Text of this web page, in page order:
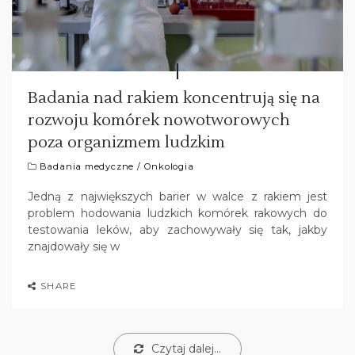
Badania nad rakiem koncentrują się na
rozwoju komórek nowotworowych
poza organizmem ludzkim
Badania medyczne / Onkologia
Jedną z największych barier w walce z rakiem jest
problem hodowania ludzkich komórek rakowych do
testowania leków, aby zachowywały się tak, jakby
znajdowały się w
SHARE
Czytaj dalej...